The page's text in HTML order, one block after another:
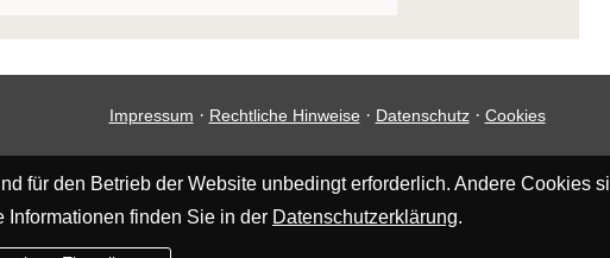
Impressum · Rechtliche Hinweise · Datenschutz· Cookies
für den Betrieb der Website unbedingt erforderlich. Andere Cookies
finden Sie in der Datenschutzerklärung.